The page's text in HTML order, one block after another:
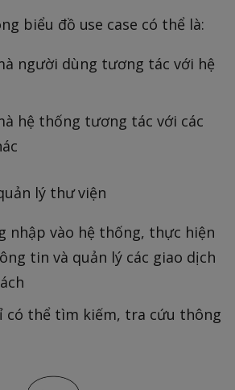
biểu đồ use case có thể là:
người dùng tương tác với hệ
hệ thống tương tác với các
lý thư viện
nhập vào hệ thống, thực hiện
tin và quản lý các giao dịch
có thể tìm kiếm, tra cứu thông